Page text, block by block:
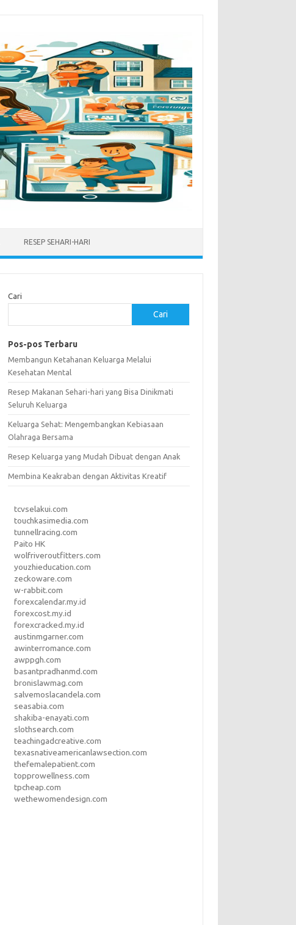
RESEP SEHARI-HARI
Cari
Cari
Pos-pos Terbaru
Membangun Ketahanan Keluarga Melalui
Kesehatan Mental
Resep Makanan Sehari-hari yang Bisa Dinikmati
Seluruh Keluarga
Keluarga Sehat: Mengembangkan Kebiasaan
Olahraga Bersama
Resep Keluarga yang Mudah Dibuat dengan Anak
Membina Keakraban dengan Aktivitas Kreatif
tcvselakui.com
touchkasimedia.com
tunnellracing.com
Paito HK
wolfriveroutfitters.com
youzhieducation.com
zeckoware.com
w-rabbit.com
forexcalendar.my.id
forexcost.my.id
forexcracked.my.id
austinmgarner.com
awinterromance.com
awppgh.com
basantpradhanmd.com
bronislawmag.com
salvemoslacandela.com
seasabia.com
shakiba-enayati.com
slothsearch.com
teachingadcreative.com
texasnativeamericanlawsection.com
thefemalepatient.com
topprowellness.com
tpcheap.com
wethewomendesign.com